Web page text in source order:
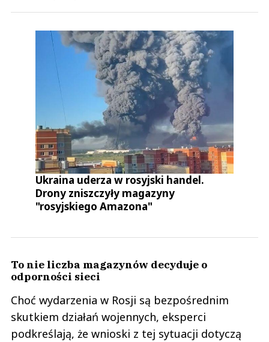
Ukraina uderza w rosyjski handel.
Drony zniszczyły magazyny
"rosyjskiego Amazona"
To nie liczba magazynów decyduje o
odporności sieci
Choć wydarzenia w Rosji są bezpośrednim
skutkiem działań wojennych, eksperci
podkreślają, że wnioski z tej sytuacji dotyczą